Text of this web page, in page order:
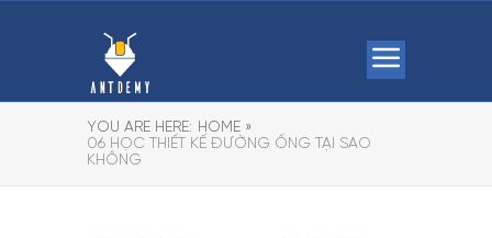
YOU ARE HERE: HOME »
06 HỌC THIẾT KẾ ĐƯỜNG ỐNG TẠI SAO
KHÔNG